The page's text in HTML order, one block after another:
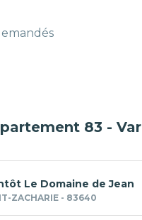
83 - Var
Le Domaine de Jean
ZACHARIE - 83640